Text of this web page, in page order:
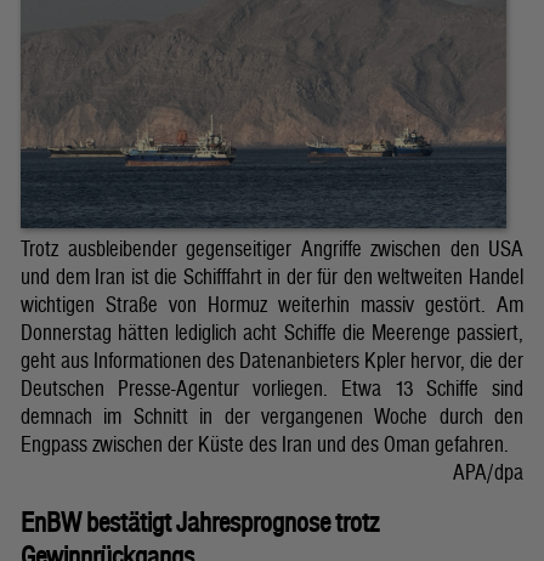
Trotz ausbleibender gegenseitiger Angriffe zwischen den USA
und dem Iran ist die Schifffahrt in der für den weltweiten Handel
wichtigen Straße von Hormuz weiterhin massiv gestört. Am
Donnerstag hätten lediglich acht Schiffe die Meerenge passiert,
geht aus Informationen des Datenanbieters Kpler hervor, die der
Deutschen Presse-Agentur vorliegen. Etwa 13 Schiffe sind
demnach im Schnitt in der vergangenen Woche durch den
Engpass zwischen der Küste des Iran und des Oman gefahren.
APA/dpa
EnBW bestätigt Jahresprognose trotz